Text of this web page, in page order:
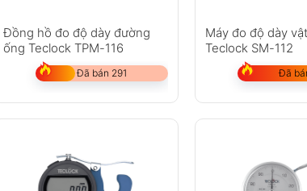
Đồng hồ đo độ dày đường
ống Teclock TPM-116
Đã bán 291
Máy đo độ dày
Teclock SM-112
Đã